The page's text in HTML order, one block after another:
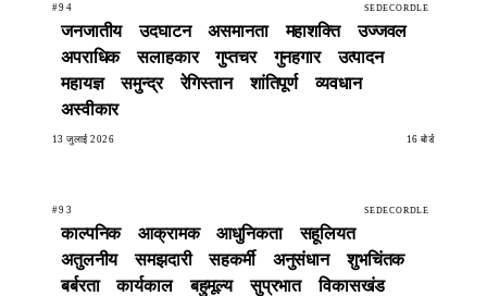
#94 SEDECORDLE
जनजातीय उदघाटन असमानता महाशक्ति
उज्जवल
अपराधिक
सलाहकार गुप्तचर गुनहगार
उत्पादन
महायज्ञ
समुन्द्र रेगिस्तान शांतिपूर्ण
व्यवधान
अस्वीकार
13 जुलाई 2026 16 बोर्ड
#93 SEDECORDLE
काल्पनिक आक्रामक आधुनिकता
सहूलियत
अतुलनीय
समझदारी सहकर्मी अनुसंधान
शुभचिंतक
बर्बरता
कार्यकाल बहुमूल्य सुप्रभात
विकासखंड